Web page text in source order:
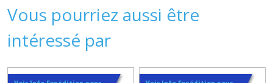
Vous pourriez aussi être
intéressé par